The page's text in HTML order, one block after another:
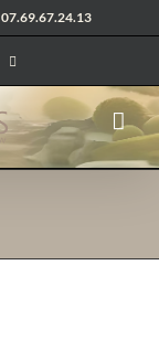
07.69.67.24.13